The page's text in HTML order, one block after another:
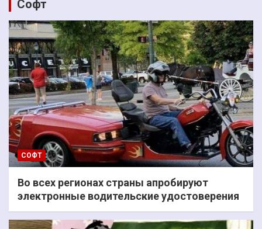
Софт
СОФТ
Во всех регионах страны апробируют
электронные водительские удостоверения